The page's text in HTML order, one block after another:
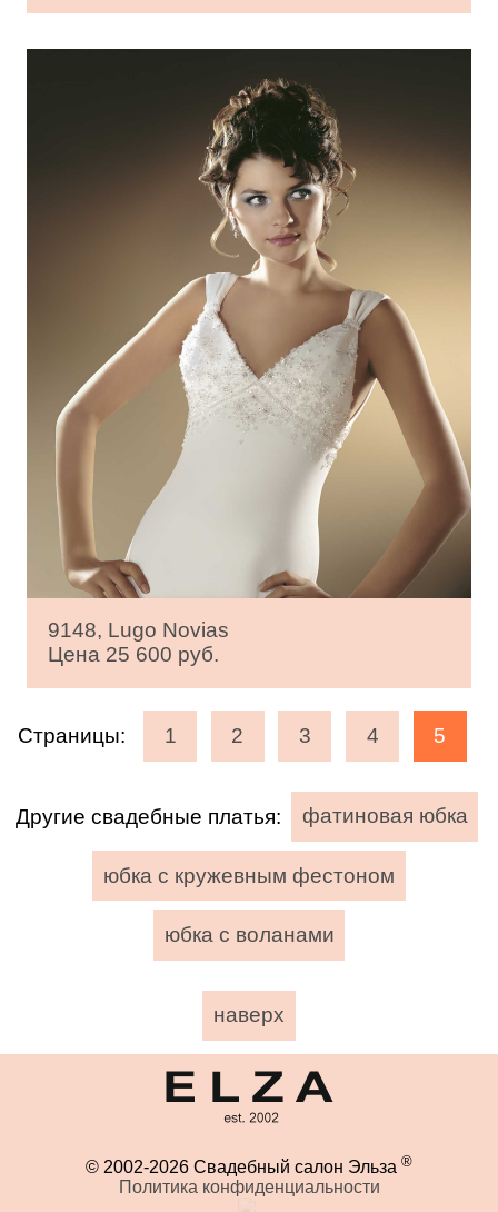
9148, Lugo Novias
Цена 25 600 руб.
Страницы: 1 2 3 4 5
Другие свадебные платья: фатиновая юбка
юбка с кружевным фестоном
юбка с воланами
наверх
© 2002-2026 Свадебный салон Эльза ®
Политика конфиденциальности